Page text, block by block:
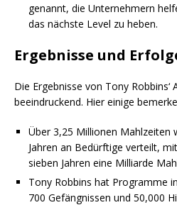
genannt, die Unternehmern
das nächste Level zu heben.
Ergebnisse und
Die Ergebnisse von Tony Robbins‘
beeindruckend. Hier einige
Über 3,25 Millionen Mahlzeiten
Jahren an Bedürftige verteilt,
sieben Jahren eine Milliarde
Tony Robbins hat Programme
700 Gefängnissen und 50,000